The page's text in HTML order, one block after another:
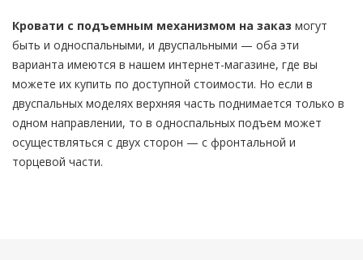
Кровати с подъемным механизмом на заказ могут
быть и односпальными, и двуспальными — оба эти
варианта имеются в нашем интернет-магазине, где вы
можете их купить по доступной стоимости. Но если в
двуспальных моделях верхняя часть поднимается только в
одном направлении, то в односпальных подъем может
осуществляться с двух сторон — с фронтальной и
торцевой части.